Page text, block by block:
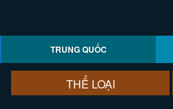
TRUNG QUỐC
THỂ LOẠI